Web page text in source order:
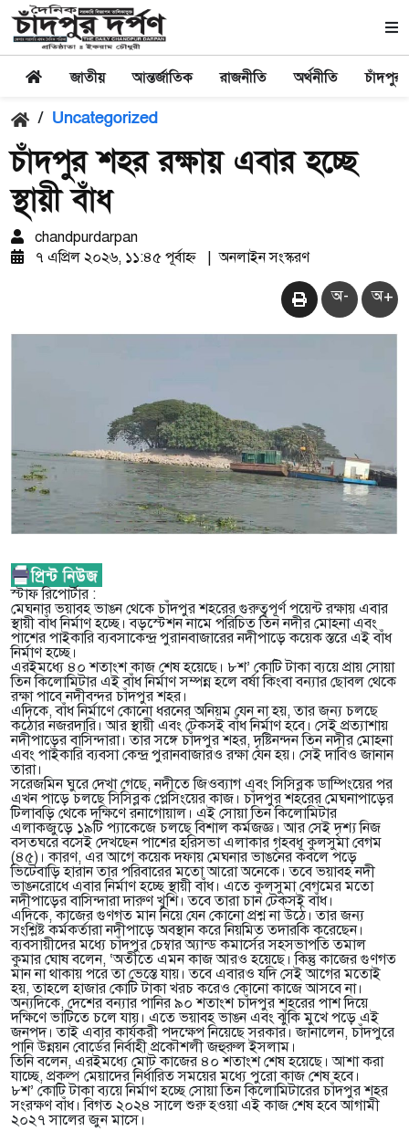
জাতীয় আন্তর্জাতিক রাজনীতি অর্থনীতি চাঁদপুর
/ Uncategorized
চাঁদপুর শহর রক্ষায় এবার হচ্ছে
স্থায়ী বাঁধ
chandpurdarpan
৭ এপ্রিল ২০২৬, ১১:৪৫ পূর্বাহ্ন
অনলাইন সংস্করণ
অ- অ+
স্টাফ রিপোর্টার :
মেঘনার ভয়াবহ ভাঙন থেকে চাঁদপুর শহরের গুরুত্বপূর্ণ পয়েন্ট রক্ষায় এবার
স্থায়ী বাঁধ নির্মাণ হচ্ছে। বড়স্টেশন নামে পরিচিত তিন নদীর মোহনা এবং
পাশের পাইকারি ব্যবসাকেন্দ্র পুরানবাজারের নদীপাড়ে কয়েক স্তরে এই বাঁধ
নির্মাণ হচ্ছে।
এরইমধ্যে ৪০ শতাংশ কাজ শেষ হয়েছে। ৮শ’ কোটি টাকা ব্যয়ে প্রায় সোয়া
তিন কিলোমিটার এই বাঁধ নির্মাণ সম্পন্ন হলে বর্ষা কিংবা বন্যার ছোবল থেকে
রক্ষা পাবে নদীবন্দর চাঁদপুর শহর।
এদিকে, বাঁধ নির্মাণে কোনো ধরনের অনিয়ম যেন না হয়, তার জন্য চলছে
কঠোর নজরদারি। আর স্থায়ী এবং টেকসই বাঁধ নির্মাণ হবে। সেই প্রত্যাশায়
নদীপাড়ের বাসিন্দারা। তার সঙ্গে চাঁদপুর শহর, দৃষ্টিনন্দন তিন নদীর মোহনা
এবং পাইকারি ব্যবসা কেন্দ্র পুরানবাজারও রক্ষা যেন হয়। সেই দাবিও জানান
তারা।
সরেজমিন ঘুরে দেখা গেছে, নদীতে জিওব্যাগ এবং সিসিব্লক ডাম্পিংয়ের পর
এখন পাড়ে চলছে সিসিব্লক প্লেসিংয়ের কাজ। চাঁদপুর শহরের মেঘনাপাড়ের
টিলাবড়ি থেকে দক্ষিণে রনাগোয়াল। এই সোয়া তিন কিলোমিটার
এলাকজুড়ে ১৯টি প্যাকেজে চলছে বিশাল কর্মজজ্ঞ। আর সেই দৃশ্য নিজ
বসতঘরে বসেই দেখছেন পাশের হরিসভা এলাকার গৃহবধূ কুলসুমা বেগম
(৪৫)। কারণ, এর আগে কয়েক দফায় মেঘনার ভাঙনের কবলে পড়ে
ভিটেবাড়ি হারান তার পরিবারের মতো আরো অনেকে। তবে ভয়াবহ নদী
ভাঙনরোধে এবার নির্মাণ হচ্ছে স্থায়ী বাঁধ। এতে কুলসুমা বেগমের মতো
নদীপাড়ের বাসিন্দারা দারুণ খুশি। তবে তারা চান টেকসই বাঁধ।
এদিকে, কাজের গুণগত মান নিয়ে যেন কোনো প্রশ্ন না উঠে। তার জন্য
সংশ্লিষ্ট কর্মকর্তারা নদীপাড়ে অবস্থান করে নিয়মিত তদারকি করেছেন।
ব্যবসায়ীদের মধ্যে চাঁদপুর চেম্বার অ্যান্ড কমার্সের সহসভাপতি তমাল
কুমার ঘোষ বলেন, ‘অতীতে এমন কাজ আরও হয়েছে। কিন্তু কাজের গুণগত
মান না থাকায় পরে তা ভেস্তে যায়। তবে এবারও যদি সেই আগের মতোই
হয়, তাহলে হাজার কোটি টাকা খরচ করেও কোনো কাজে আসবে না।
অন্যদিকে, দেশের বন্যার পানির ৯০ শতাংশ চাঁদপুর শহরের পাশ দিয়ে
দক্ষিণে ভাটিতে চলে যায়। এতে ভয়াবহ ভাঙন এবং ঝুঁকি মুখে পড়ে এই
জনপদ। তাই এবার কার্যকরী পদক্ষেপ নিয়েছে সরকার। জানালেন, চাঁদপুরে
পানি উন্নয়ন বোর্ডের নির্বাহী প্রকৌশলী জহুরুল ইসলাম।
তিনি বলেন, এরইমধ্যে মোট কাজের ৪০ শতাংশ শেষ হয়েছে। আশা করা
যাচ্ছে, প্রকল্প মেয়াদের নির্ধারিত সময়ের মধ্যে পুরো কাজ শেষ হবে।
৮শ’ কোটি টাকা ব্যয়ে নির্মাণ হচ্ছে সোয়া তিন কিলোমিটারের চাঁদপুর শহর
সংরক্ষণ বাঁধ। বিগত ২০২৪ সালে শুরু হওয়া এই কাজ শেষ হবে আগামী
২০২৭ সালের জুন মাসে।